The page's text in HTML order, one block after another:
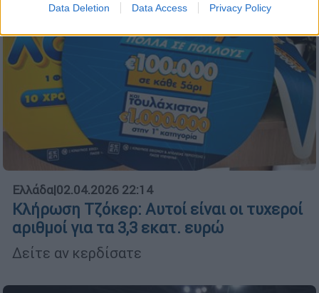
Data Deletion Data Access Privacy Policy
Ελλάδα|02.04.2026 22:14
Κλήρωση Τζόκερ: Αυτοί είναι οι τυχεροί
αριθμοί για τα 3,3 εκατ. ευρώ
Δείτε αν κερδίσατε